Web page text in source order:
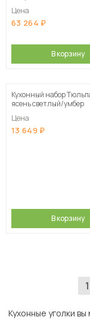
Цена
63 264
В корзину
Кухонный набор
ясень светлый/умбер
Цена
13 649
В корзину
1
Кухонные уголки